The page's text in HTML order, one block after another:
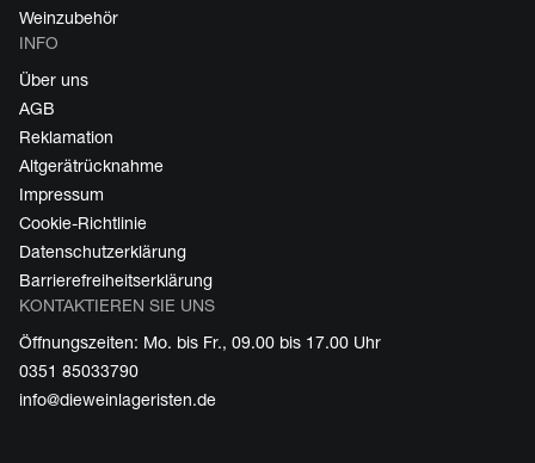
Weinzubehör
INFO
Über uns
AGB
Reklamation
Altgerätrücknahme
Impressum
Cookie-Richtlinie
Datenschutzerklärung
Barrierefreiheitserklärung
KONTAKTIEREN SIE UNS
Öffnungszeiten: Mo. bis Fr., 09.00 bis 17.00 Uhr
0351 85033790
info@dieweinlageristen.de